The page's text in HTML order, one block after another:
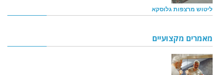
ליטוש מרצפות גלוסקא
מאמרים מקצועיים